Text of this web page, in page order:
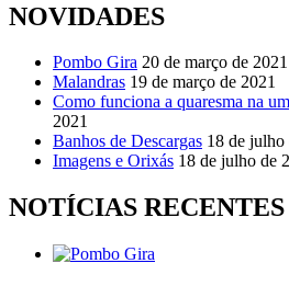
NOVIDADES
Pombo Gira 20 de março de 2021
Malandras 19 de março de 2021
Como funciona a quaresma na
2021
Banhos de Descargas 18 de julho
Imagens e Orixás 18 de julho de
NOTÍCIAS RECENTES